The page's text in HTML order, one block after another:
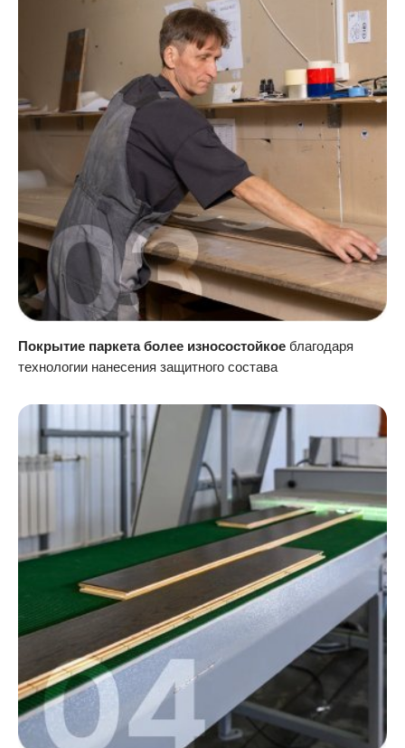
Покрытие паркета более износостойкое благодаря
технологии нанесения защитного состава